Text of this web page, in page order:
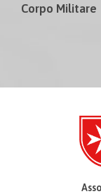
Corpo Militare